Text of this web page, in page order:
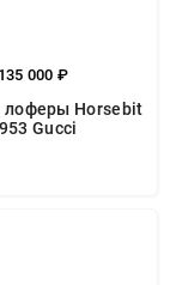
135 000 ₽
Horsebit
Gucci